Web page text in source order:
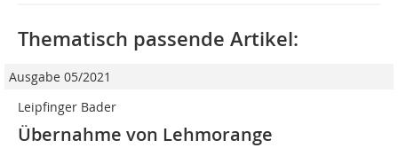
Thematisch passende Artikel:
Ausgabe 05/2021
Leipfinger Bader
Übernahme von Lehmorange